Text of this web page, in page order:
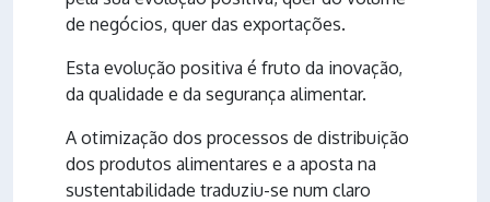
de negócios, quer das exportações.
Esta evolução positiva é fruto da inovação,
da qualidade e da segurança alimentar.
A otimização dos processos de distribuição
dos produtos alimentares e a aposta na
sustentabilidade traduziu-se num claro